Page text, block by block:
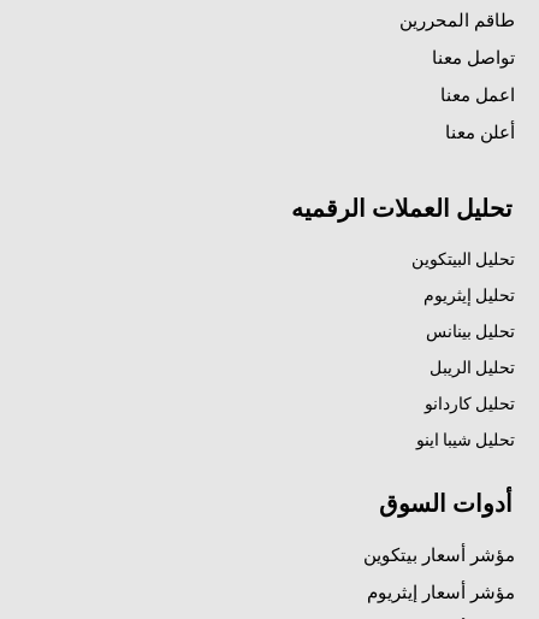
طاقم المحررين
تواصل معنا
اعمل معنا
أعلن معنا
تحليل العملات الرقميه
تحليل البيتكوين
تحليل إيثريوم
تحليل بينانس
تحليل الريبل
تحليل كاردانو
تحليل شيبا اينو
أدوات السوق
مؤشر أسعار بيتكوين
مؤشر أسعار إيثريوم